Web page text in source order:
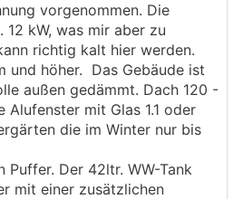
vorgenommen. Die
12 kW, was mir aber zu
richtig kalt hier werden.
und höher. Das Gebäude ist
außen gedämmt. Dach 120 -
Alufenster mit Glas 1.1 oder
die im Winter nur bis
Puffer. Der 42ltr. WW-Tank
mit einer zusätzlichen